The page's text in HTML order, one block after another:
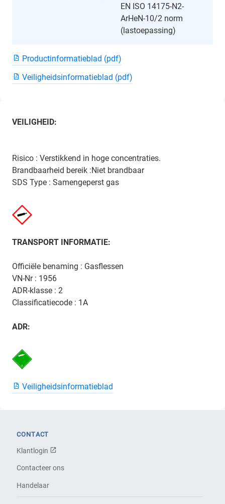
EN ISO 14175-N2-
ArHeN-10/2 norm
(lastoepassing)
Productinformatieblad (pdf)
Veiligheidsinformatieblad (pdf)
VEILIGHEID:
Risico : Verstikkend in hoge concentraties.
Brandbaarheid bereik :Niet brandbaar
SDS Type : Samengeperst gas
TRANSPORT INFORMATIE:
Officiële benaming : Gasflessen
VN-Nr : 1956
ADR-klasse : 2
Classificatiecode : 1A
ADR:
Veiligheidsinformatieblad
CONTACT
Klantlogin
Contacteer ons
Handelaar